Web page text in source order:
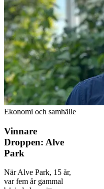
Ekonomi och samhälle
Vinnare
Droppen: Alve
Park
När Alve Park, 15 år,
var fem år gammal